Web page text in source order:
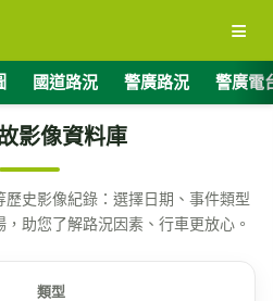
≡
國道路況 警廣路況 警廣電
影像資料庫
史影像紀錄：選擇日期、事件類型
助您了解路況因素、行車更放心。
類型